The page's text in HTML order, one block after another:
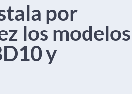
por
los modelos
y